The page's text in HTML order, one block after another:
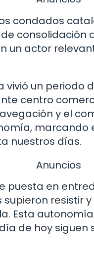
condados
consolidación
un actor
vivió un
centro
y el
marcando
nuestros días.
Anuncios
puesta en
resistir
Esta
de hoy